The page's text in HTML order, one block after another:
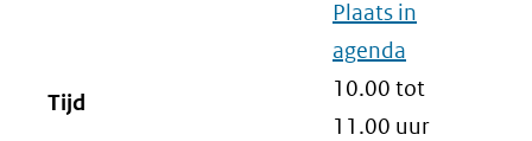
Plaats in
agenda
Tijd
10.00 tot
11.00 uur